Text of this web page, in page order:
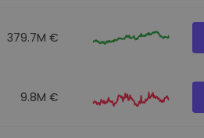
379.7M €
9.8M €